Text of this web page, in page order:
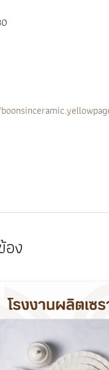
ง